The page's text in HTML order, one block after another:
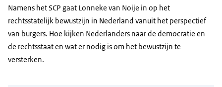
Namens het SCP gaat Lonneke van Noije in op het
rechtsstatelijk bewustzijn in Nederland vanuit het perspectief
van burgers. Hoe kijken Nederlanders naar de democratie en
de rechtsstaat en wat er nodig is om het bewustzijn te
versterken.